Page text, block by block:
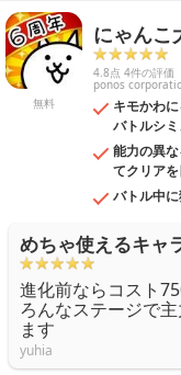
無料
にゃんこ
4.8点 4件の評価
ponos
キモかわ
バトルシ
能力の異
てクリア
バトル中
めちゃ使えるキャ
進化前ならコスト
ろんなステージで
ます
yuhia